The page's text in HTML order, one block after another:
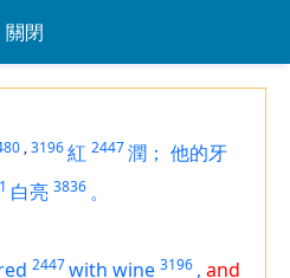
關閉
,3196紅 2447潤； 他的牙
白亮 3836 。
2447with wine 3196 , and